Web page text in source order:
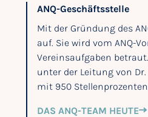
ANQ-Geschäftsstelle
Mit der Gründung des
auf. Sie wird vom ANQ-
Vereinsaufgaben
unter der Leitung von
mit 950
DAS ANQ-TEAM HEUTE